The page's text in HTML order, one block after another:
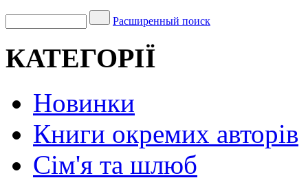
Расширенный поиск
КАТЕГОРІЇ
Новинки
Книги окремих авторів
Сім'я та шлюб